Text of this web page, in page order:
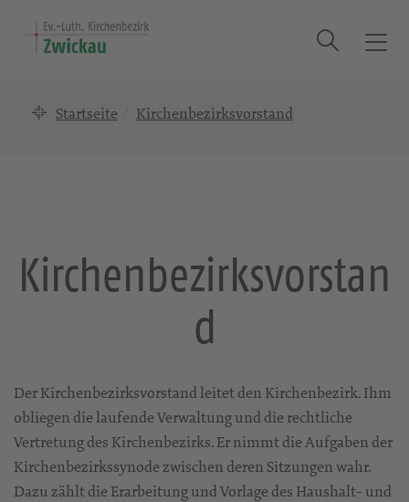
T
g
a
Suche
Startseite Kirchenbezirksvorstand
Kirchenbezirksvorstan
d
Der Kirchenbezirksvorstand leitet den Kirchenbezirk. Ihm
obliegen die laufende Verwaltung und die rechtliche
Vertretung des Kirchenbezirks. Er nimmt die Aufgaben der
Kirchenbezirkssynode zwischen deren Sitzungen wahr.
Dazu zählt die Erarbeitung und Vorlage des Haushalt- und